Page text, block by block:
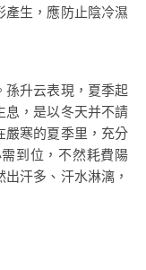
生，應防止陰冷濕
升云表現，夏季起
息，是以冬天并不請
嚴寒的夏季里，充分
到位，不然耗費陽
汗多、汗水淋漓，